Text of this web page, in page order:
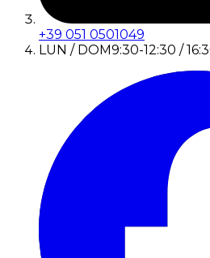
+39 051 0501049
LUN / DOM9:30-12:30 /